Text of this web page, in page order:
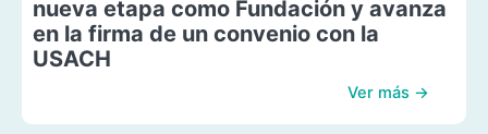
nueva etapa como Fundación y avanza
en la firma de un convenio con la
USACH
Ver más →